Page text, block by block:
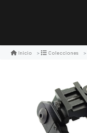
Inicio Colecciones